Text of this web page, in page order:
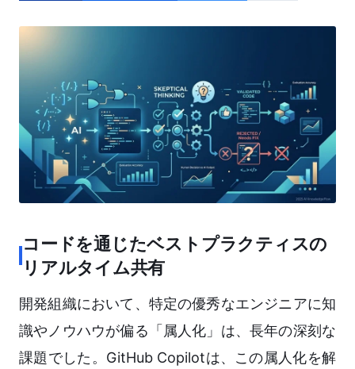
コードを通じたベストプラクティスの
リアルタイム共有
開発組織において、特定の優秀なエンジニアに知
識やノウハウが偏る「属人化」は、長年の深刻な
課題でした。GitHub Copilotは、この属人化を解